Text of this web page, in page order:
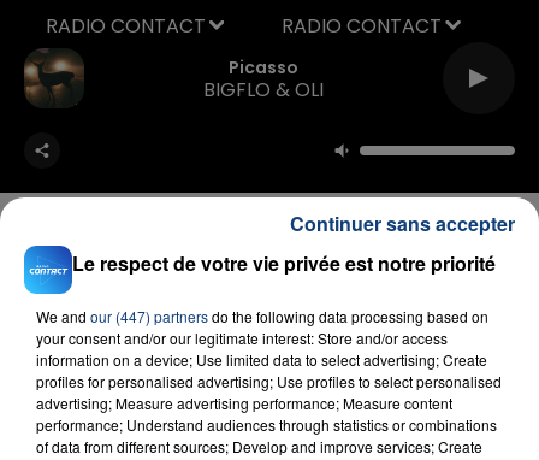
Picasso
BIGFLO & OLI
RADIO CONTACT
FIL D'ACTU
Le respect de votre vie privée est notre priorité
We and our (447) partnersdo the following data processing based on
your consent and/or our legitimate interest: Store and/or access
information on a device; Use limited data to select advertising; Create
profiles for personalised advertising; Use profiles to select personalised
advertising; Measure advertising performance; Measure content
performance; Understand audiences through statistics or combinations
of data from different sources; Develop and improve services; Create
Continuer sans accepter